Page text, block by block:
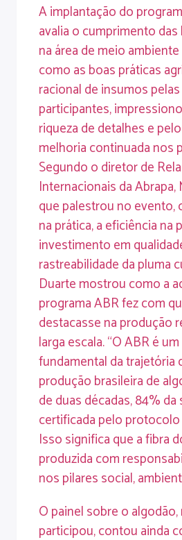
A implantação do
avalia o cumprimento
na área de meio
como as boas práticas
racional de insumos
participantes,
riqueza de detalhes e
melhoria continuada nos
Segundo o diretor de
Internacionais da
que palestrou no evento,
na prática, a eficiência na
investimento em
rastreabilidade da pluma
Duarte mostrou como a
programa ABR fez com
destacasse na produção
larga escala. “O ABR é
fundamental da trajetória
produção brasileira de
de duas décadas, 84%
certificada pelo protocolo
Isso significa que a fibra
produzida com
nos pilares social,
O painel sobre o
participou, contou ainda